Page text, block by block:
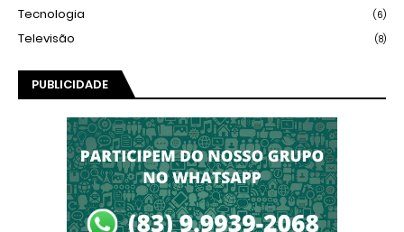
Tecnologia (6)
Televisão (8)
PUBLICIDADE